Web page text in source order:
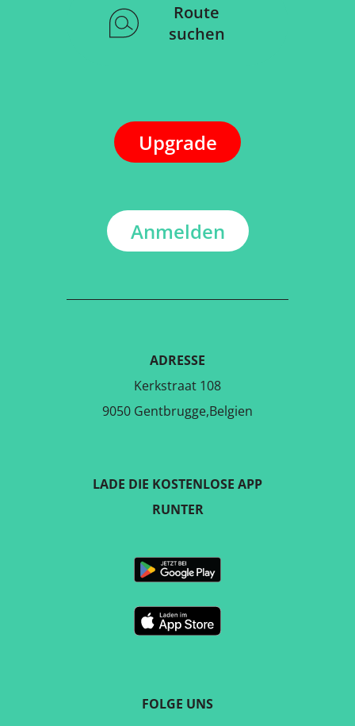
Route
suchen
Upgrade
Anmelden
ADRESSE
Kerkstraat 108
9050 Gentbrugge,Belgien
FOLGE UNS
LADE DIE KOSTENLOSE APP
RUNTER